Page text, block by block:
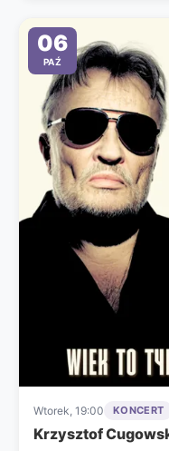
06
PAŹ
Wtorek, 19:00 KONCERT
Krzysztof